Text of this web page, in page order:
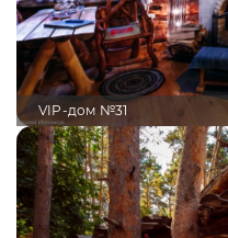
VIP-дом №31